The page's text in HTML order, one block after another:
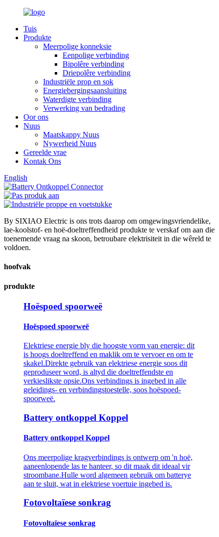
Tuis
Produkte
Meerpolige konneksie
Eenpolige verbinding
Bipolêre verbinding
Driepolêre verbinding
Industriële prop en sok
Energiebergingsaansluiting
Waterdigte verbinding
Verwerking van bedrading
Oor ons
Nuus
Maatskappy Nuus
Nywerheid Nuus
Gereelde vrae
Kontak Ons
English
By SIXIAO Electric is ons trots daarop om omgewingsvriendelike,
lae-koolstof- en hoë-doeltreffendheid produkte te verskaf om aan die
toenemende vraag na skoon, betroubare elektrisiteit in die wêreld te
voldoen.
hoofvak
produkte
Hoëspoed spoorweë
Hoëspoed spoorweë
Elektriese energie bly die hoogste vorm van energie: dit
is hoogs doeltreffend en maklik om te vervoer en om te
skakel.Direkte gebruik van elektriese energie soos dit
geproduseer word, is altyd die doeltreffendste en
verkieslikste opsie.Ons verbindings is ingebed in alle
geleidings- en verbindingstoestelle, soos hoëspoed-
spoorweë.
Battery ontkoppel Koppel
Battery ontkoppel Koppel
Ons meerpolige kragverbindings is ontwerp om 'n hoë,
aaneenlopende las te hanteer, so dit maak dit ideaal vir
stroombane.Hulle word algemeen gebruik om batterye
aan te sluit, wat in elektriese voertuie ingebed is.
Fotovoltaïese sonkrag
Fotovoltaïese sonkrag